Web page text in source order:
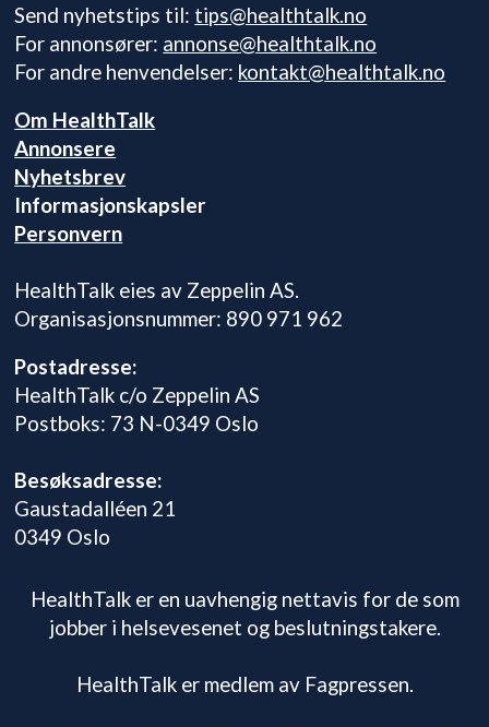
Send nyhetstips til: tips@healthtalk.no
For annonsører: annonse@healthtalk.no
For andre henvendelser: kontakt@healthtalk.no
Om HealthTalk
Annonsere
Nyhetsbrev
Informasjonskapsler
Personvern
HealthTalk eies av Zeppelin AS.
Organisasjonsnummer: 890 971 962
Postadresse:
HealthTalk c/o Zeppelin AS
Postboks: 73 N-0349 Oslo
Besøksadresse:
Gaustadalléen 21
0349 Oslo
HealthTalk er en uavhengig nettavis for de som
jobber i helsevesenet og beslutningstakere.
HealthTalk er medlem av Fagpressen.